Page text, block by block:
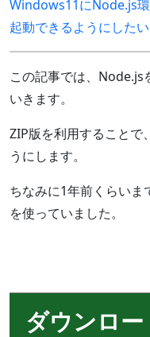
Windows11にNode.js
起動できるようにしたい
この記事では、
いきます。
ZIP版を利用することで
うにします。
ちなみに1年前くらい
を使っていました。
ダウンロー